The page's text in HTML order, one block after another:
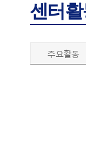
센터
주요활동